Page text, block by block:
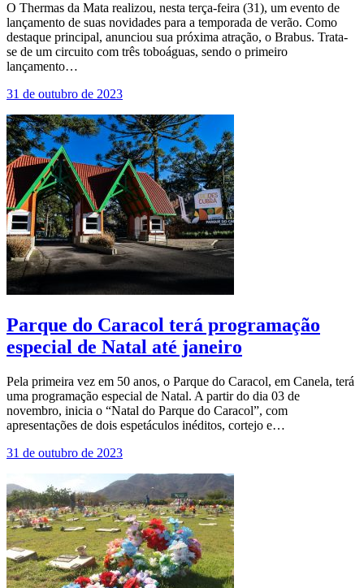
O Thermas da Mata realizou, nesta terça-feira (31), um evento de
lançamento de suas novidades para a temporada de verão. Como
destaque principal, anunciou sua próxima atração, o Brabus. Trata-
se de um circuito com três toboáguas, sendo o primeiro
lançamento…
31 de outubro de 2023
Parque do Caracol terá programação
especial de Natal até janeiro
Pela primeira vez em 50 anos, o Parque do Caracol, em Canela, terá
uma programação especial de Natal. A partir do dia 03 de
novembro, inicia o “Natal do Parque do Caracol”, com
apresentações de dois espetáculos inéditos, cortejo e…
31 de outubro de 2023